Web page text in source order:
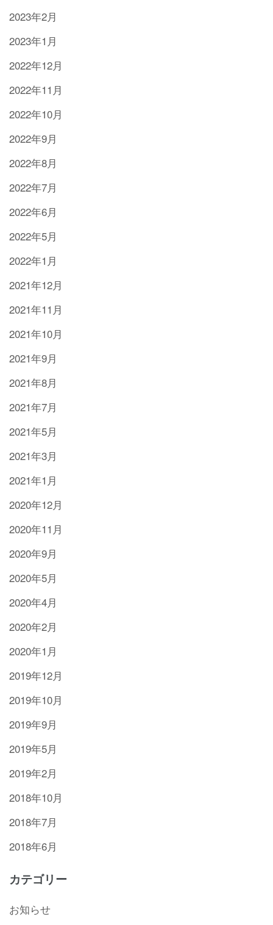
2023年2月
2023年1月
2022年12月
2022年11月
2022年10月
2022年9月
2022年8月
2022年7月
2022年6月
2022年5月
2022年1月
2021年12月
2021年11月
2021年10月
2021年9月
2021年8月
2021年7月
2021年5月
2021年3月
2021年1月
2020年12月
2020年11月
2020年9月
2020年5月
2020年4月
2020年2月
2020年1月
2019年12月
2019年10月
2019年9月
2019年5月
2019年2月
2018年10月
2018年7月
2018年6月
カテゴリー
お知らせ